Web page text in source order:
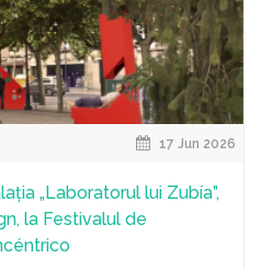
17 Jun 2026
„Laboratorul lui Zubía”,
la Festivalul de